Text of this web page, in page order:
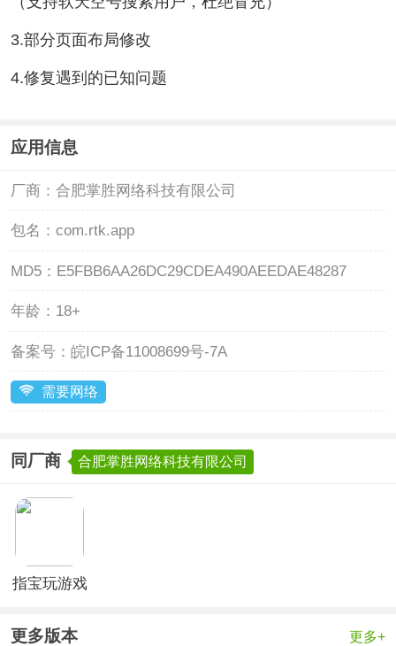
3.部分页面布局修改
4.修复遇到的已知问题
应用信息
厂商： 合肥掌胜网络科技有限公司
包名： com.rtk.app
MD5： E5FBB6AA26DC29CDEA490AEEDAE48287
年龄： 18+
备案号： 皖ICP备11008699号-7A
需要网络
同厂商 合肥掌胜网络科技有限公司
指宝玩游戏
更多版本 更多+